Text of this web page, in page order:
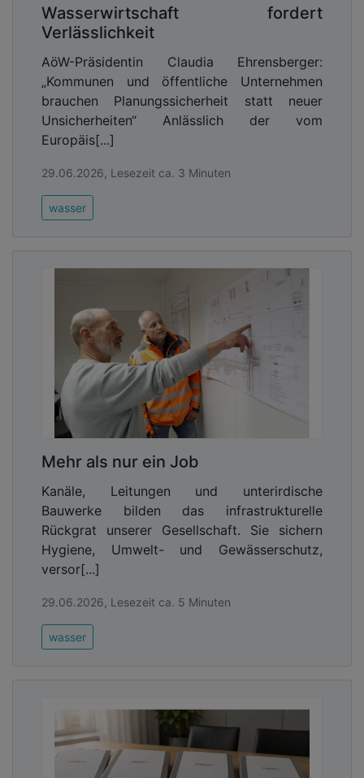
Wasserwirtschaft fordert
Verlässlichkeit
AöW-Präsidentin Claudia Ehrensberger:
„Kommunen und öffentliche Unternehmen
brauchen Planungssicherheit statt neuer
Unsicherheiten“ Anlässlich der vom
Europäis[...]
29.06.2026, Lesezeit ca. 3 Minuten
wasser
Mehr als nur ein Job
Kanäle, Leitungen und unterirdische
Bauwerke bilden das infrastrukturelle
Rückgrat unserer Gesellschaft. Sie sichern
Hygiene, Umwelt- und Gewässerschutz,
versor[...]
29.06.2026, Lesezeit ca. 5 Minuten
wasser